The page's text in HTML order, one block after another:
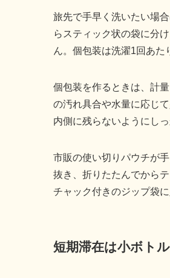
旅先で手早く洗いたい場
らスティック状の袋に分
ん。個包装は洗濯1回あた
個包装を作るときは、計
の汚れ具合や水量に応じ
内側に残らないようにし
市販の使い切りパウチが
抜き、折りたたんでから
チャック付きのジップ袋
短期滞在は小ボト